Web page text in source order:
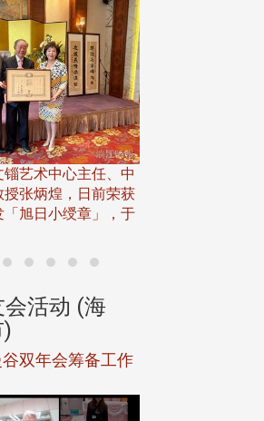
艺术中心主任、中
授张炳煌，日前荣获
「旭日小绶章」，于
会活动 (海
双年会筹备工作